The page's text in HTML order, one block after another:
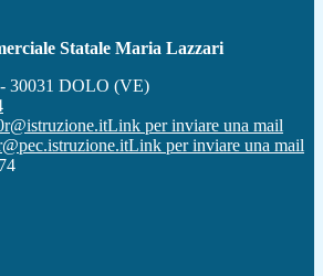
Statale Maria Lazzari
30031 DOLO (VE)
Link per inviare una mail
Link per inviare una mail